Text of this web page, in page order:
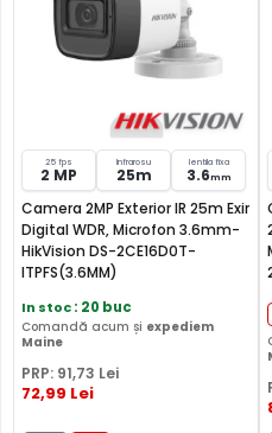
Garantie
24 luni
Audio
—
HikVision DS-2CE16D0T-
2CE11D8T-PIRL-36 vs
HikVision DS-2CE11D8T-
2CE16D0T-IRF →
25 fps
2 MP
Infrarosu
25m
lentila fixa
3.6mm
Camera 2MP Exterior IR 25m Exir
Digital WDR, Microfon 3.6mm-
HikVision DS-2CE16D0T-
ITPFS(3.6MM)
In stoc: 20 buc
Comandă acum și expediem
Maine
PRP: 91,73 Lei
72,99 Lei